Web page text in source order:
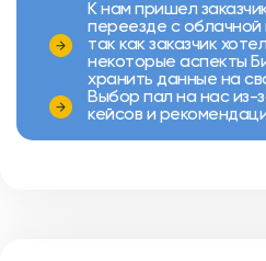
К нам пришел
переезде с облачной
так как заказчик
некоторые аспекты
хранить данные на
Выбор пал на нас из-
кейсов и